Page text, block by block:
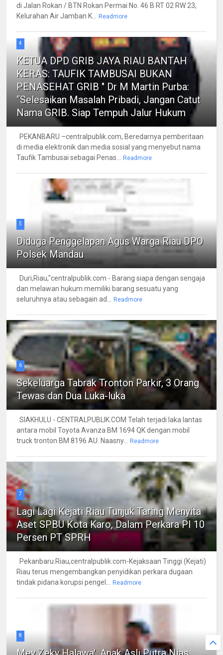
di Jalan Rokan / BTN Rokan Permai No. 46 B RT 02 RW 23,
Kelurahan Air Jamban K...
Readmore
4
KETUA DPD GRIB JAYA RIAU BANTAH
KERAS: TAUFIK TAMBUSAI BUKAN
PENASEHAT GRIB " Dr M Martin Purba:
“Selesaikan Masalah Pribadi, Jangan Catut
Nama GRIB. Siap Tempuh Jalur Hukum
PEKANBARU –centralpublik.com, Beredarnya pemberitaan
di media elektronik dan media sosial yang menyebut nama
Taufik Tambusai sebagai Penas...
Readmore
5
Diduga Penggelapan Agus Warga Riau DPO
Polsek Mandau
Duri,Riau,"centralpublik.com - Barang siapa dengan sengaja
dan melawan hukum memiliki barang sesuatu yang
seluruhnya atau sebagain ad...
Readmore
6
Sekeluarga Tabrak Tronton Parkir, 3 Orang
Tewas dan Dua Luka-luka
SIAKHULU - CENTRALPUBLIK.COM Telah terjadi laka lantas
antara mobil Toyota Avanza BM 1694 QK dengan mobil
truck tronton BM 8196 AU. Naasny...
Readmore
7
Lagi Lagi Kejati Riau Tunjuk Taring Menyita
Aset SPBU Kota Karo, Dalam Perkara PI 10
Persen PT SPRH
Pekanbaru.Riau,centralpublik.com-Kejaksaan Tinggi (Kejati)
Riau terus mengembangkan penyidikan perkara dugaan
tindak pidana korupsi pengel...
Readmore
8